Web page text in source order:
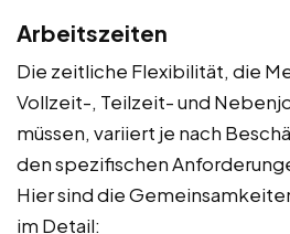
Arbeitszeiten
Die zeitliche Flexibilität, die
Vollzeit-, Teilzeit- und
müssen, variiert je nach
den spezifischen
Hier sind die
im Detail: